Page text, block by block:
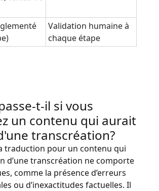
Validation humaine à
chaque étape
t-il si vous
un contenu qui aurait
transcréation?
traduction pour un contenu qui
d’une transcréation ne comporte
comme la présence d’erreurs
ou d’inexactitudes factuelles. Il